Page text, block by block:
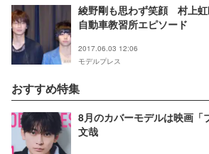
綾野剛も思わず笑顔 村上虹
自動車教習所エピソード
2017.06.03 12:06
モデルプレス
おすすめ特集
8月のカバーモデルは映画「
文哉